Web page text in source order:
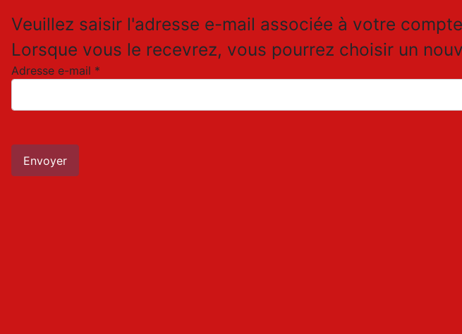
Veuillez saisir l'adresse e-mail associée à votre
Lorsque vous le recevrez, vous pourrez choisir un
Adresse e-mail *
Envoyer